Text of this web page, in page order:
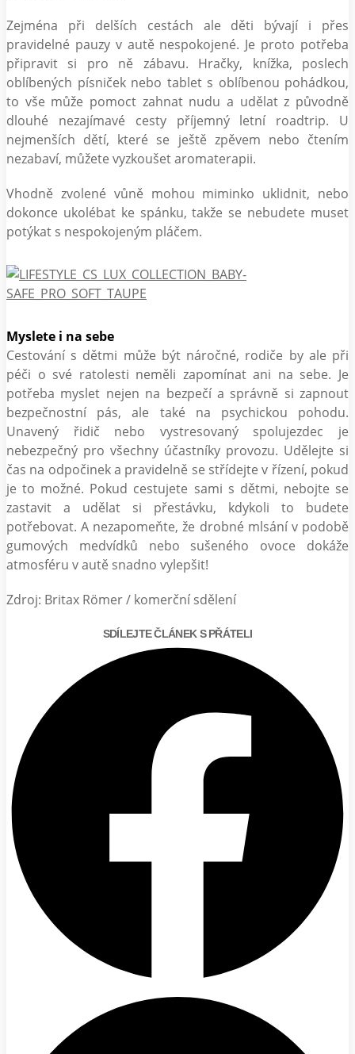
Zejména při delších cestách ale děti bývají i přes
pravidelné pauzy v autě nespokojené. Je proto potřeba
připravit si pro ně zábavu. Hračky, knížka, poslech
oblíbených písniček nebo tablet s oblíbenou pohádkou,
to vše může pomoct zahnat nudu a udělat z původně
dlouhé nezajímavé cesty příjemný letní roadtrip. U
nejmenších dětí, které se ještě zpěvem nebo čtením
nezabaví, můžete vyzkoušet aromaterapii.
Vhodně zvolené vůně mohou miminko uklidnit, nebo
dokonce ukolébat ke spánku, takže se nebudete muset
potýkat s nespokojeným pláčem.
Myslete i na sebe
Cestování s dětmi může být náročné, rodiče by ale při
péči o své ratolesti neměli zapomínat ani na sebe. Je
potřeba myslet nejen na bezpečí a správně si zapnout
bezpečnostní pás, ale také na psychickou pohodu.
Unavený řidič nebo vystresovaný spolujezdec je
nebezpečný pro všechny účastníky provozu. Udělejte si
čas na odpočinek a pravidelně se střídejte v řízení, pokud
je to možné. Pokud cestujete sami s dětmi, nebojte se
zastavit a udělat si přestávku, kdykoli to budete
potřebovat. A nezapomeňte, že drobné mlsání v podobě
gumových medvídků nebo sušeného ovoce dokáže
atmosféru v autě snadno vylepšit!
Zdroj: Britax Römer / komerční sdělení
SDÍLEJTE ČLÁNEK S PŘÁTELI